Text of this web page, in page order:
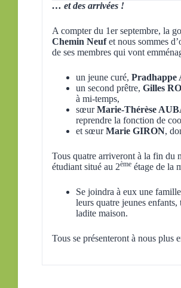
… et des arrivées !
A compter du 1er septembre, la
Chemin Neufet nous sommes
de ses membres qui vont
un jeune curé, Pradhappe
un second prêtre, Gilles
à mi-temps,
sœurMarie-Thérèse
reprendre la fonction de
et sœurMarie GIRON,
Tous quatre arriveront à la fin du
étudiant situé au 2ème étage de la
Se joindra à eux une
leurs quatre jeunes enfants,
ladite maison.
Tous se présenteront à nous plus